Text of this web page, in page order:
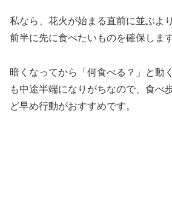
私なら、花火が始まる直前に並ぶよ
前半に先に食べたいものを確保します
暗くなってから「何食べる？」と動
も中途半端になりがちなので、食べ
ど早め行動がおすすめです。